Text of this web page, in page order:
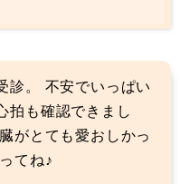
診。 不安でいっぱい
拍も確認できまし
がとても愛おしかっ
てね♪